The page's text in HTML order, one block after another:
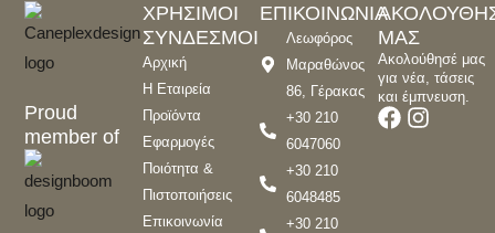
Proud
member of
ΧΡΗΣΙΜΟΙ
ΣΥΝΔΕΣΜΟΙ
Αρχική
Η Εταιρεία
Προϊόντα
Εφαρμογές
Ποιότητα &
Πιστοποιήσεις
Επικοινωνία
ΕΠΙΚΟΙΝΩΝΙΑ
Λεωφόρος
Μαραθώνος
86, Γέρακας
+30 210
6047060
+30 210
6048485
+30 210
ΜΑΣ
Ακολούθησέ μας
για νέα, τάσεις
και έμπνευση.